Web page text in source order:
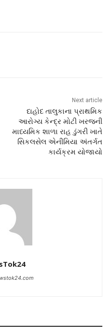
Next article
દાહોદ તાલુકાના પ્રાથમિક
આરોગ્ય કેન્દ્ર મોટી ખરજની
માધ્યમિક શાળા રાહ ડુંગરી ખાતે
સિકલસેલ એનીમિયા અંતર્ગત
કાર્યક્રમ યોજાયો